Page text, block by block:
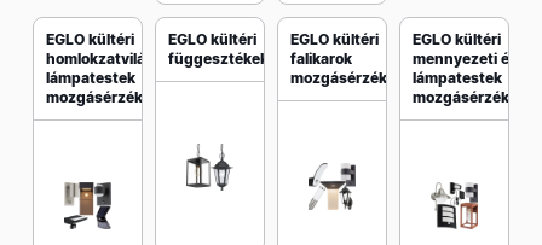
EGLO kültéri
homlokzatvilágító
lámpatestek
mozgásérzékelővel
EGLO kültéri
függesztékek
EGLO kültéri
falikarok
mozgásérzékelővel
EGLO kültéri
mennyezeti és fali
lámpatestek